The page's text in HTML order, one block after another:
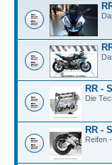
RR -
Die
RR -
Reifen